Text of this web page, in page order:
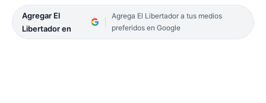
Agregar El
Libertador en
Agrega El Libertador a tus medios
preferidos en Google